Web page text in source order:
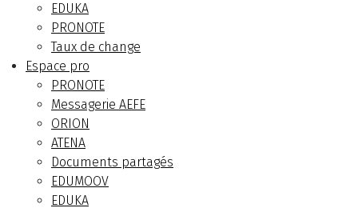
EDUKA
PRONOTE
Taux de change
Espace pro
PRONOTE
Messagerie AEFE
ORION
ATENA
Documents partagés
EDUMOOV
EDUKA